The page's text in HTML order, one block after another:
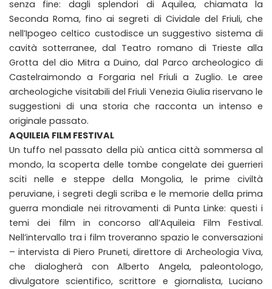
senza fine: dagli splendori di Aquilea, chiamata la
Seconda Roma, fino ai segreti di Cividale del Friuli, che
nell’Ipogeo celtico custodisce un suggestivo sistema di
cavità sotterranee, dal Teatro romano di Trieste alla
Grotta del dio Mitra a Duino, dal Parco archeologico di
Castelraimondo a Forgaria nel Friuli a Zuglio. Le aree
archeologiche visitabili del Friuli Venezia Giulia riservano le
suggestioni di una storia che racconta un intenso e
originale passato.
AQUILEIA FILM FESTIVAL
Un tuffo nel passato della più antica città sommersa al
mondo, la scoperta delle tombe congelate dei guerrieri
sciti nelle e steppe della Mongolia, le prime civiltà
peruviane, i segreti degli scriba e le memorie della prima
guerra mondiale nei ritrovamenti di Punta Linke: questi i
temi dei film in concorso all’Aquileia Film Festival.
Nell’intervallo tra i film troveranno spazio le conversazioni
– intervista di Piero Pruneti, direttore di Archeologia Viva,
che dialogherà con Alberto Angela, paleontologo,
divulgatore scientifico, scrittore e giornalista, Luciano